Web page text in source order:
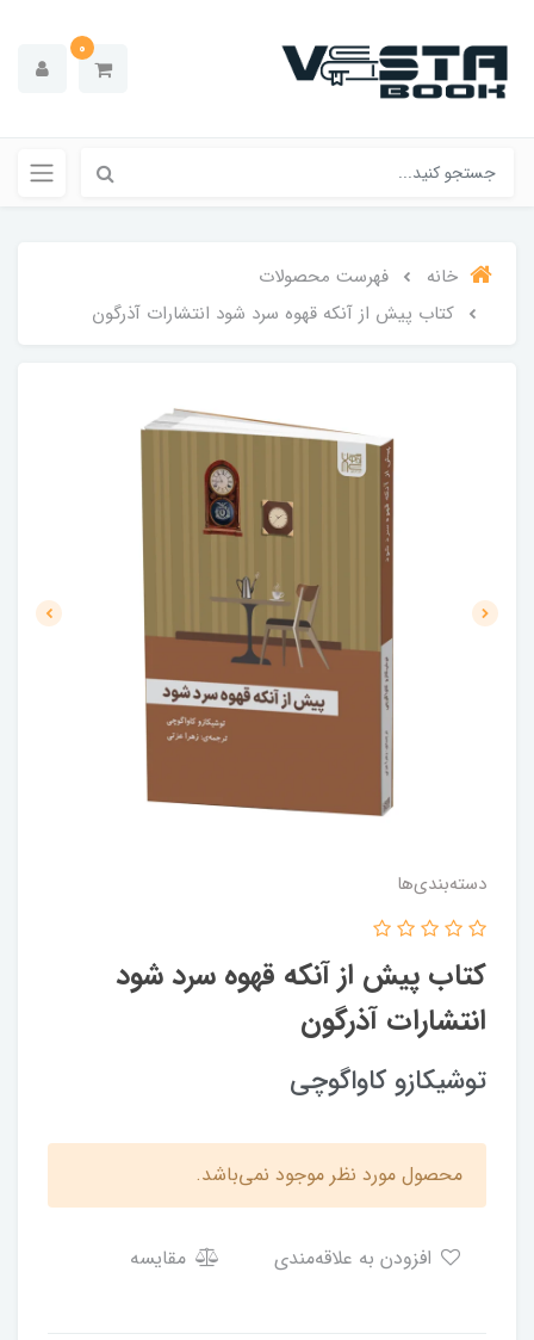
0
خانه
فهرست محصولات
کتاب پیش از آنکه قهوه سرد شود انتشارات آذرگون
دسته‌بندی‌ها
کتاب پیش از آنکه قهوه سرد شود
انتشارات آذرگون
توشیکازو کاواگوچی
محصول مورد نظر موجود نمی‌باشد.
مقایسه